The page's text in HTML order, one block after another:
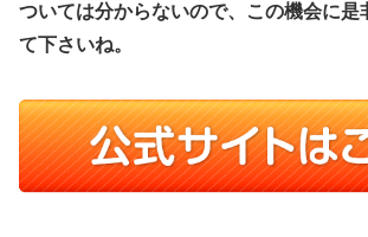
ついては分からないので、この機会に是
て下さいね。